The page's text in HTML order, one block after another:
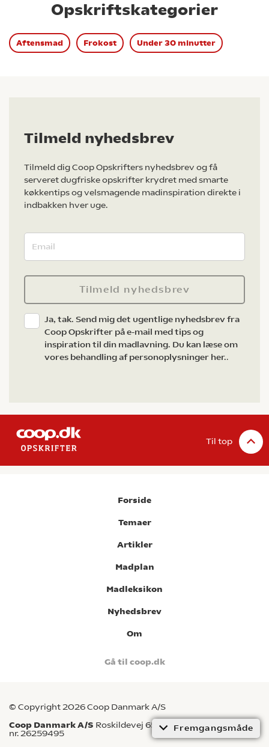
Fremgangsmåde
Opskriftskategorier
Aftensmad Frokost Under 30 minutter
Tilmeld nyhedsbrev
Tilmeld dig Coop Opskrifters nyhedsbrev og få
serveret dugfriske opskrifter krydret med smarte
køkkentips og velsmagende madinspiration direkte i
indbakken hver uge.
Tilmeld nyhedsbrev
Ja, tak. Send mig det ugentlige nyhedsbrev fra
Coop Opskrifter på e-mail med tips og
inspiration til din madlavning. Du kan læse om
vores behandling af personoplysninger her..
Til top
Forside
Temaer
Artikler
Madplan
Madleksikon
Nyhedsbrev
Om
Gå til coop.dk
© Copyright 2026 Coop Danmark A/S
Coop Danmark A/S Roskildevej 65, 2620 Albertslund CVR-
nr. 26259495